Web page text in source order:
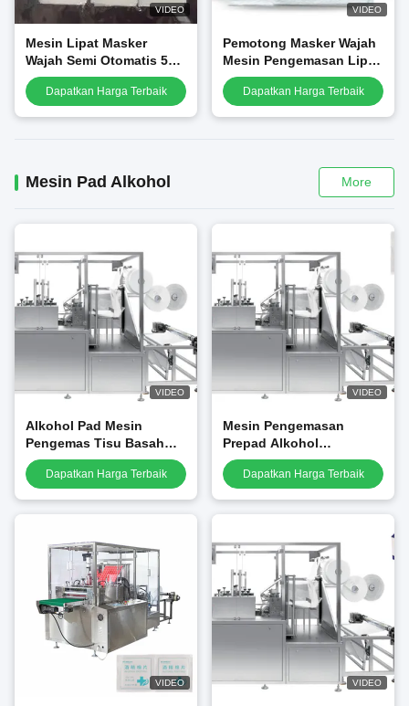
VIDEO
Mesin Lipat Masker
Wajah Semi Otomatis 500
Kg Mesin Pengisi
Kosmetik
Dapatkan Harga Terbaik
VIDEO
Pemotong Masker Wajah
Mesin Pengemasan Lipat
Pengisian Masker Wajah
Kosmetik
Dapatkan Harga Terbaik
Mesin Pad Alkohol More
VIDEO
Alkohol Pad Mesin
Pengemas Tisu Basah
Tisu Sterilisasi
Dapatkan Harga Terbaik
VIDEO
Mesin Pengemasan
Prepad Alkohol
Multilanes Untuk
Penggunaan Medis Tisu
Dapatkan Harga Terbaik
VIDEO VIDEO